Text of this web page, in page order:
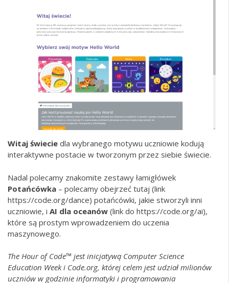
Witaj świecie dla wybranego motywu uczniowie kodują
interaktywne postacie w tworzonym przez siebie świecie.
Nadal polecamy znakomite zestawy łamigłówek
Potańcówka – polecamy obejrzeć tutaj (link
https://code.org/dance) potańcówki, jakie stworzyli inni
uczniowie, i AI dla oceanów (link do https://code.org/ai),
które są prostym wprowadzeniem do uczenia
maszynowego.
The Hour of Code™ jest inicjatywą Computer Science
Education Weeki Code.org, której celem jest udział milionów
uczniów w godzinie informatyki i programowania